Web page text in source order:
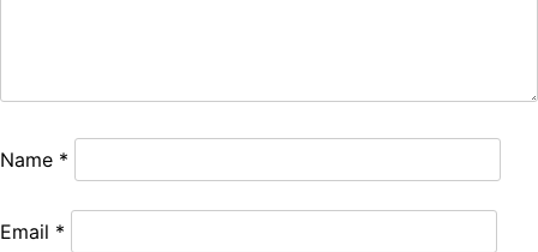
Name *
Email *